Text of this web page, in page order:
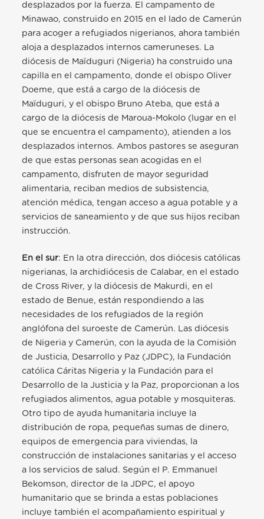
desplazados por la fuerza. El campamento de
Minawao, construido en 2015 en el lado de Camerún
para acoger a refugiados nigerianos, ahora también
aloja a desplazados internos cameruneses. La
diócesis de Maïduguri (Nigeria) ha construido una
capilla en el campamento, donde el obispo Oliver
Doeme, que está a cargo de la diócesis de
Maïduguri, y el obispo Bruno Ateba, que está a
cargo de la diócesis de Maroua-Mokolo (lugar en el
que se encuentra el campamento), atienden a los
desplazados internos. Ambos pastores se aseguran
de que estas personas sean acogidas en el
campamento, disfruten de mayor seguridad
alimentaria, reciban medios de subsistencia,
atención médica, tengan acceso a agua potable y a
servicios de saneamiento y de que sus hijos reciban
instrucción.
En el sur: En la otra dirección, dos diócesis católicas
nigerianas, la archidiócesis de Calabar, en el estado
de Cross River, y la diócesis de Makurdi, en el
estado de Benue, están respondiendo a las
necesidades de los refugiados de la región
anglófona del suroeste de Camerún. Las diócesis
de Nigeria y Camerún, con la ayuda de la Comisión
de Justicia, Desarrollo y Paz (JDPC), la Fundación
católica Cáritas Nigeria y la Fundación para el
Desarrollo de la Justicia y la Paz, proporcionan a los
refugiados alimentos, agua potable y mosquiteras.
Otro tipo de ayuda humanitaria incluye la
distribución de ropa, pequeñas sumas de dinero,
equipos de emergencia para viviendas, la
construcción de instalaciones sanitarias y el acceso
a los servicios de salud. Según el P. Emmanuel
Bekomson, director de la JDPC, el apoyo
humanitario que se brinda a estas poblaciones
incluye también el acompañamiento espiritual y